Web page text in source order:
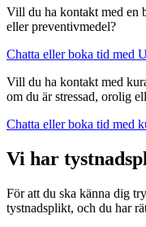
Vill du ha kontakt med en
eller preventivmedel?
Chatta eller boka tid med
Vill du ha kontakt med
om du är stressad, orolig
Chatta eller boka tid med
Vi har
För att du ska känna dig
tystnadsplikt, och du har